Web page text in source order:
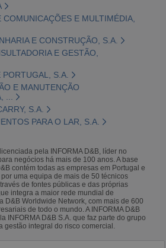
E MULTIMÉDIA,
E CONSTRUÇÃO, S.A.
E GESTÃO,
S.A.
E MANUTENÇÃO
...
S.A.
PARA O LAR, S.A.
pela INFORMA D&B, líder no
negócios há mais de 100 anos. A base
contém todas as empresas em Portugal e
uma equipa de mais de 50 técnicos
de fontes públicas e das próprias
integra a maior rede mundial de
D&B Worldwide Network, com mais de 600
de todo o mundo. A INFORMA D&B
INFORMA D&B S.A. que faz parte do grupo
gestão integral do risco comercial.